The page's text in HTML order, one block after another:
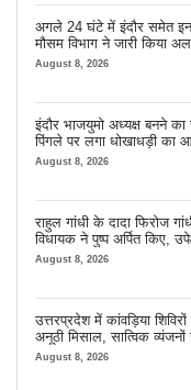
अगले 24 घंटे में इंदौर समेत
मौसम विभाग ने जारी किया
August 8, 2026
इंदौर भाजयुमो अध्यक्ष बनने
पिंगले पर लगा धोखाधड़ी का
लेने के बाद भी नहीं दिया जमीन
August 8, 2026
राहुल गांधी के दादा फिरोज
विधायक ने पुष्प अर्पित किए,
August 8, 2026
उत्तरप्रदेश में कांवड़िया
अनूठी मिसाल, सात्विक
इंतजाम
August 8, 2026